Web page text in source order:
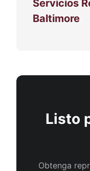
Servicios
Baltimore
Listo
Obtenga